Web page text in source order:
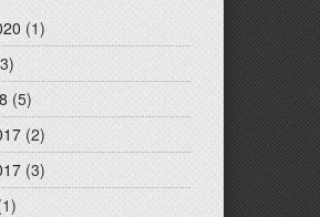
(1)
(5)
(2)
(3)